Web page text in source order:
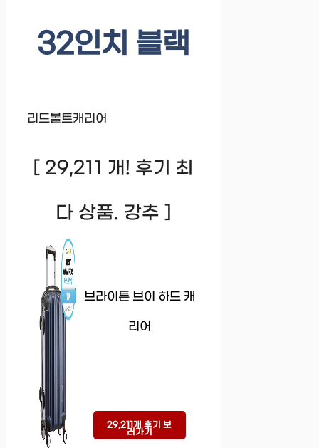
32인치 블랙
리드볼트캐리어
[ 29,211 개! 후기 최
다 상품. 강추 ]
브라이튼 브이 하드 캐
리어
29,211개 후기 보
러가기